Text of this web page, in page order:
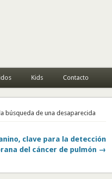
Kids Contacto
búsqueda de una desaparecida
clave para la detección
del cáncer de pulmón →